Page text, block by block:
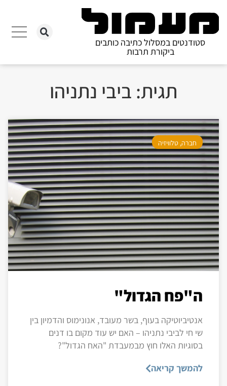
סטודנטים במסלול כתיבה כותבים
ביקורת תרבות
תגית: ביבי נתניהו
חברה, טלוויזיה
ה"פח הגדול"
אנטיביוטיקה בעוף, בשר מעובד, אנונימוס והדמיון בין
שי חי לביבי נתניהו – האם יש עוד מקום בו דנים
בסוגיות האלו חוץ מבמעבדת "האח הגדול"?
להמשך קריאה